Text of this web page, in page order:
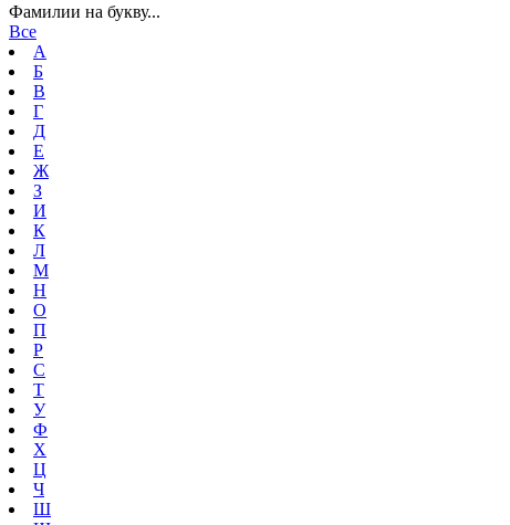
Фамилии на букву...
Все
А
Б
В
Г
Д
Е
Ж
З
И
К
Л
М
Н
О
П
Р
С
Т
У
Ф
Х
Ц
Ч
Ш